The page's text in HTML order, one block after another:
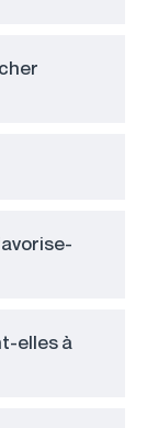
elles à